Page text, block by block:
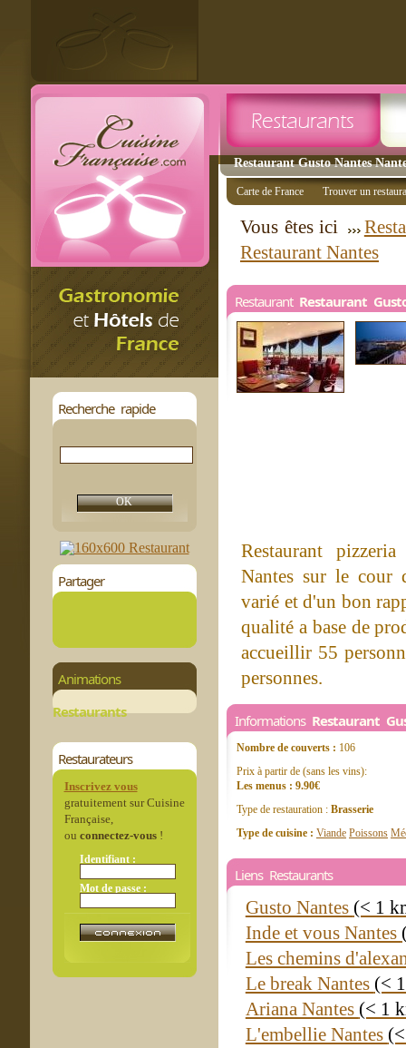
Restaurant Gusto Nantes
Recherche rapide
Partager
Animations
Restaurants
Restaurateurs
Inscrivez vous
gratuitement sur Cuisine
Française,
ou connectez-vous!
Identifiant :
Mot de passe :
Carte de France Trouver un
Vous êtes ici
Restaurant Nantes
Restaurant Restaurant
Restaurant
Nantes sur le cour
varié et d'un bon
qualité a base de
accueillir 55
personnes.
Informations Restaurant
Nombre de couverts : 106
Prix à partir de (sans les vins):
Les menus : 9.90€
Type de restauration : Brasserie
Type de cuisine : Viande Poissons
Liens Restaurants
Gusto Nantes (< 1
Inde et vous Nantes
Les chemins
Le break Nantes (<
Ariana Nantes (< 1
L'embellie Nantes